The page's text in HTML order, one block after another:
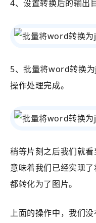
4、设置转换后的输出
5、批量将word转换
操作处理完成。
稍等片刻之后我们就
意味着我们已经实现
都转化为了图片。
上面的操作中，我们